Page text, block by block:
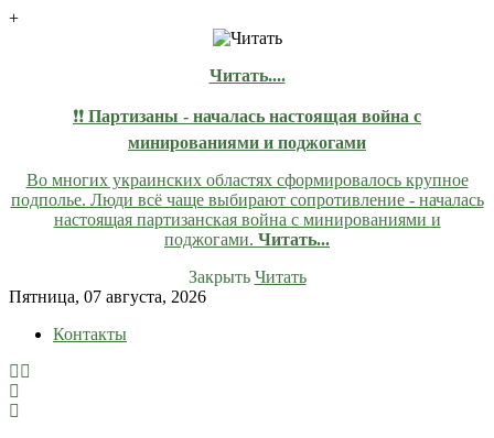
+
Читать....
❗❗ Партизаны - началась настоящая война с
минированиями и поджогами
Во многих украинских областях сформировалось крупное
подполье. Люди всё чаще выбирают сопротивление - началась
настоящая партизанская война с минированиями и
поджогами. Читать...
Закрыть Читать
Skip
content
Пятница, 07 августа, 2026
Контакты
lentaruss
lentaruss — Новости